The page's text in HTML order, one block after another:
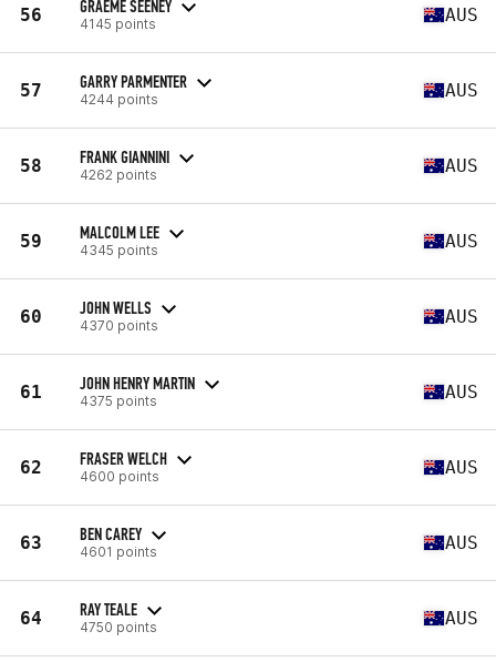
56 GRAEME SEENEY
4145 points AUS
57 GARRY PARMENTER
4244 points AUS
58 FRANK GIANNINI
4262 points AUS
59 MALCOLM LEE
4345 points AUS
60 JOHN WELLS
4370 points AUS
61 JOHN HENRY MARTIN
4375 points AUS
62 FRASER WELCH
4600 points AUS
63 BEN CAREY
4601 points AUS
64 RAY TEALE
4750 points AUS